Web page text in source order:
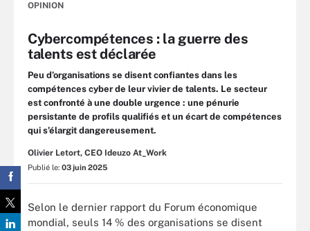
OPINION
Cybercompétences : la guerre des
talents est déclarée
Peu d’organisations se disent confiantes dans les
compétences cyber de leur vivier de talents. Le secteur
est confronté à une double urgence : une pénurie
persistante de profils qualifiés et un écart de compétences
qui s’élargit dangereusement.
Olivier Letort, CEO Ideuzo At_Work
Publié le: 03 juin 2025
Selon le dernier rapport du Forum économique
mondial, seuls 14 % des organisations se disent